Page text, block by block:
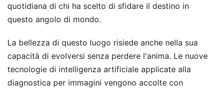
quotidiana di chi ha scelto di sfidare il destino in
questo angolo di mondo.
La bellezza di questo luogo risiede anche nella sua
capacità di evolversi senza perdere l'anima. Le nuove
tecnologie di intelligenza artificiale applicate alla
diagnostica per immagini vengono accolte con